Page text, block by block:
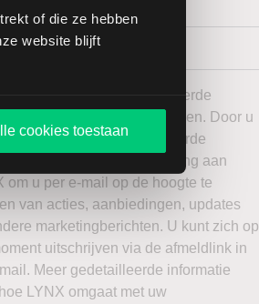
of die ze hebben
website blijft
cookies toestaan
graag de door mij geselecteerde
van LYNX ontvangen. Door u
melden voor de geselecteerde
geeft u toestemming aan
om u per e-mail op de hoogte te
van acties, aanbiedingen, updates
marketingberichten. U kunt zich op
uitschrijven via de afmeldlink in
Meer gedetailleerde informatie
LYNX omgaat met uw